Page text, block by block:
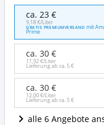
Farbrezepte
2,5l
Sweet
Home
Angebote:
Wo
diese
Bunte
Wandfarbe
ca. 23 €
9,18 €/Liter
GRATIS PREMIUMVERSAND mit
Prime
ca. 30 €
11,92 €/Liter
Lieferung ab ca.5 €
ca. 30 €
12,00 €/Liter
Lieferung ab ca.5 €
alle 6 Angebote